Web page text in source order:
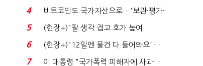
로봇·AI 등 논...
4
비트코인도 국가자산으로…'보관·평가·
처분' 기준은 ...
5
(현장+)"팔 생각 접고 호가 높여
요"…'덜 똘똘한 한 채' 20...
6
(현장+)"12일엔 물건 다 들어와요"…
빈 매대 채우며 문 연 ...
7
이 대통령 "국가폭력 피해자에 사과…